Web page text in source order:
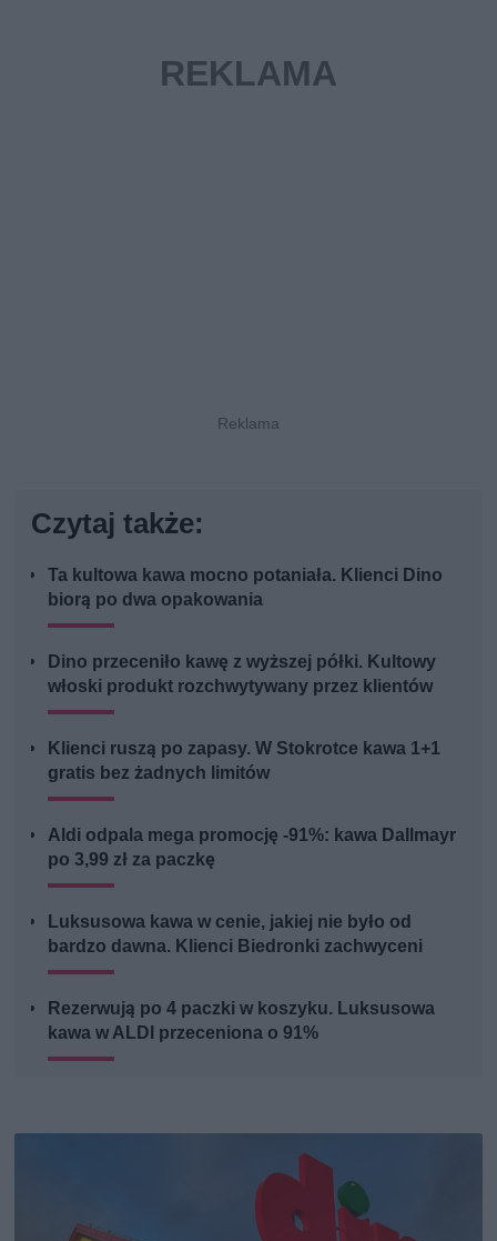
Czytaj także:
Ta kultowa kawa mocno potaniała. Klienci Dino
biorą po dwa opakowania
Dino przeceniło kawę z wyższej półki. Kultowy
włoski produkt rozchwytywany przez klientów
Klienci ruszą po zapasy. W Stokrotce kawa 1+1
gratis bez żadnych limitów
Aldi odpala mega promocję -91%: kawa Dallmayr
po 3,99 zł za paczkę
Luksusowa kawa w cenie, jakiej nie było od
bardzo dawna. Klienci Biedronki zachwyceni
Rezerwują po 4 paczki w koszyku. Luksusowa
kawa w ALDI przeceniona o 91%